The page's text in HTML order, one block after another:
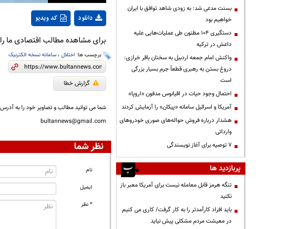
کد ویدیو دانلود
برای مشاهده مطالب اقتصادی ما
برچسب ها: اختلال، سامانه نسخه الکترنیک
گزارش خطا
شما می توانید مطالب و تصاویر خود را به آدرس
bultannews@gmail.com
نظر شما
نام
ایمیل
* نظر
بسنت مدعی شد: به زودی شاهد توافق با ایران
خواهیم بود
دستگیری ۱۰۴ مظنون طی عملیات‌هایی علیه
داعش در ترکیه
واکنش امام جمعه اردبیل به سخنان باقر خرازی:
دروغ بستن به رهبری قطعاً جرم بسیار بزرگی
است
احتمال وجود حیات در اقیانوس مدفون «اروپا»
آمریکا و اسرائیل سامانه «پیکان» را آزمایش کردند
هشدار درباره فروش حواله‌های صوری خودروهای
وارداتی
۷ توصیه برای آغاز نویسندگی
پربازدید ها
تنگه هرمز قابل معامله نیست برای آمریکا معبر باز
نکنید
باید افراد کارآمدتر را به کار گرفت/ کاری می کنیم
در معیشت مردم مشکلی پیش نیاید